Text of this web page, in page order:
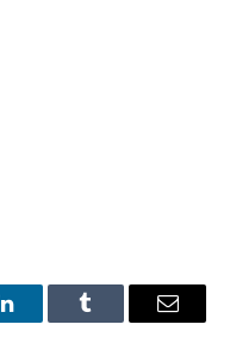
LinkedInTumblr Email